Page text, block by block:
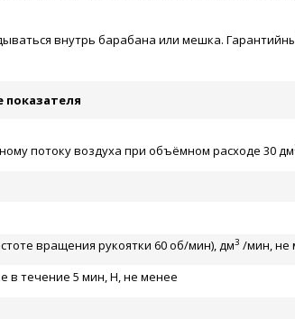
внутрь барабана или мешка.
потоку воздуха при объёмном расходе 30 дм
вращения рукоятки 60 об/мин), дм3 /мин, не
в течение 5 мин, Н, не менее